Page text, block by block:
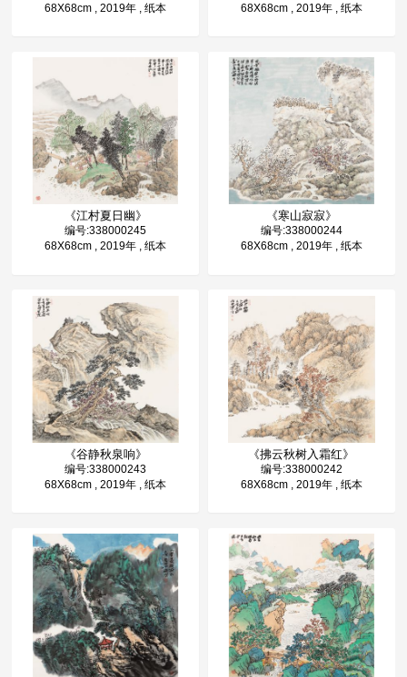
68X68cm , 2019年 , 纸本
《江村夏日幽》
编号:338000245
68X68cm , 2019年 , 纸本
《谷静秋泉响》
编号:338000243
68X68cm , 2019年 , 纸本
68X68cm , 2019年 , 纸本
《寒山寂寂》
编号:338000244
68X68cm , 2019年 , 纸本
《拂云秋树入霜红》
编号:338000242
68X68cm , 2019年 , 纸本